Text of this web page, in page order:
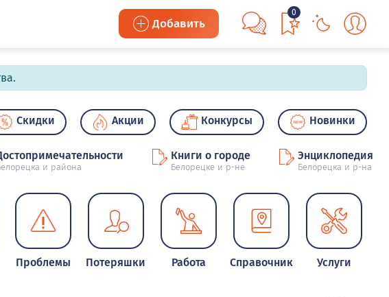
Добавить
0
Скидки Акции Конкурсы Новинки
и района
Книги о городе
Белорецке и р-не
Энциклопедия
Белорецка и р-на
Проблемы Потеряшки Работа Справочник Услуги